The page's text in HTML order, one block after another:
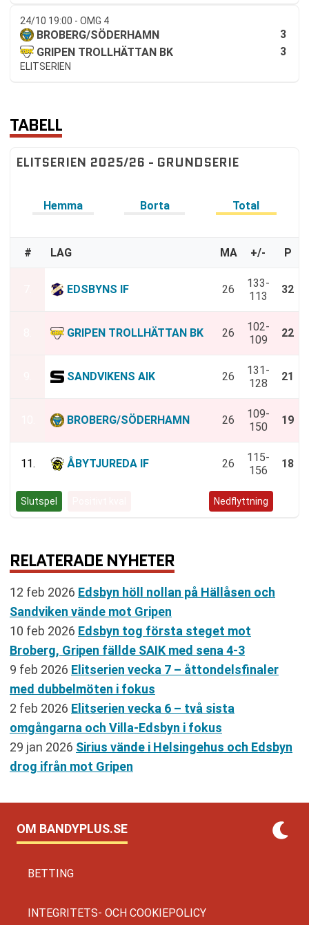
24/10 19:00 - OMG 4
BROBERG/SÖDERHAMN
3
GRIPEN TROLLHÄTTAN BK
3
ELITSERIEN
TABELL
ELITSERIEN 2025/26 - GRUNDSERIE
Hemma Borta Total
# LAG MA +/- P
EDSBYNS IF 26
133-
113
32
GRIPEN TROLLHÄTTAN BK 26
102-
109
22
SANDVIKENS AIK 26
131-
128
21
BROBERG/SÖDERHAMN 26
109-
150
19
11. ÅBYTJUREDA IF 26
115-
156
18
Slutspel Nedflyttning
RELATERADE NYHETER
12 feb 2026 Edsbyn höll nollan på Hällåsen och
Sandviken vände mot Gripen
10 feb 2026 Edsbyn tog första steget mot
Broberg, Gripen fällde SAIK med sena 4-3
9 feb 2026 Elitserien vecka 7 – åttondelsfinaler
med dubbelmöten i fokus
2 feb 2026 Elitserien vecka 6 – två sista
omgångarna och Villa-Edsbyn i fokus
29 jan 2026 Sirius vände i Helsingehus och Edsbyn
drog ifrån mot Gripen
OM BANDYPLUS.SE
BETTING
INTEGRITETS- OCH COOKIEPOLICY